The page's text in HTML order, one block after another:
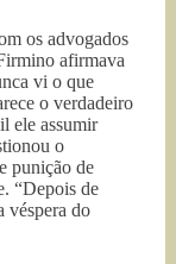
os advogados
afirmava
vi o que
o verdadeiro
ele assumir
o
punição de
“Depois de
véspera do